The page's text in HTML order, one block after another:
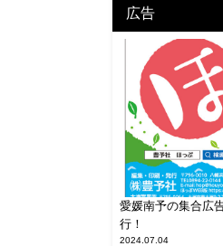
広告
愛媛南予の集合広
行！
2024.07.04